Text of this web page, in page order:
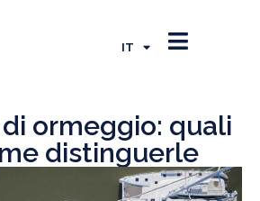
IT
ES
ormeggio: quali
distinguerle